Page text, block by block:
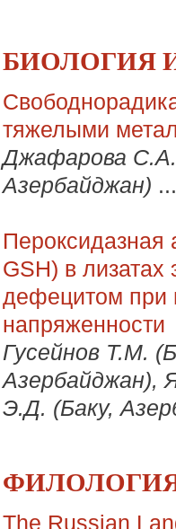
БИОЛОГИЯ
тяжелыми
Джафарова
Азербайджан)
Пероксидазная
GSH) в
дефецитом при
напряженности
Гусейнов Т.М.
Азербайджан),
Э.Д. (Баку,
The Russian